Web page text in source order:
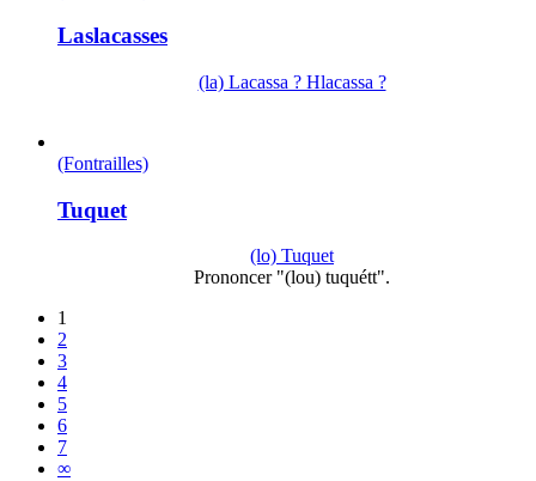
Laslacasses
(la) Lacassa ? Hlacassa ?
(Fontrailles)
Tuquet
(lo) Tuquet
Prononcer "(lou) tuquétt".
1
2
3
4
5
6
7
∞